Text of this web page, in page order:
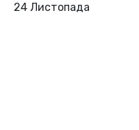
24 Листопада